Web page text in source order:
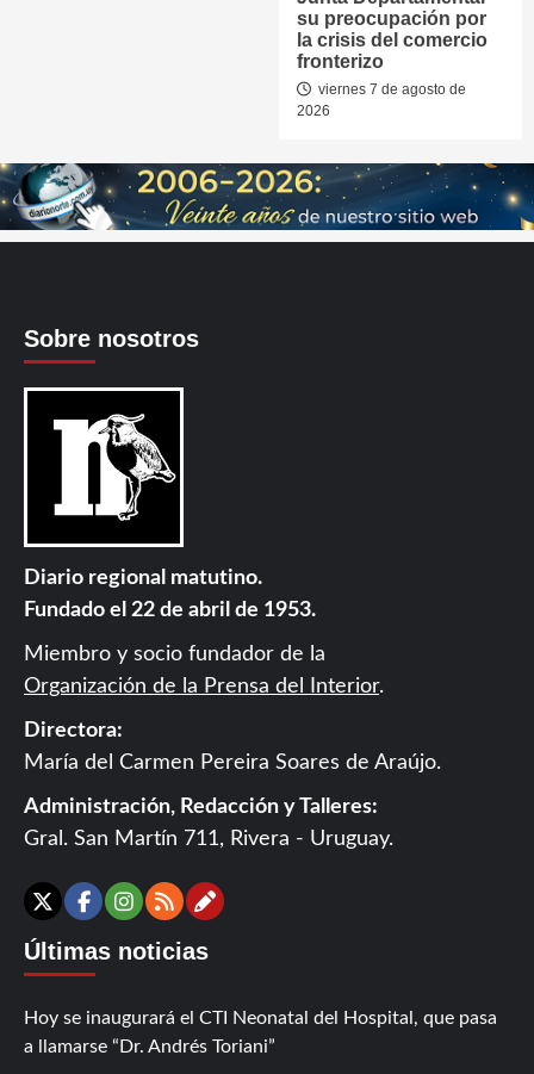
su preocupación por
la crisis del comercio
fronterizo
viernes 7 de agosto de
2026
Sobre nosotros
Diario regional matutino.
Fundado el 22 de abril de 1953.
Miembro y socio fundador de la
Organización de la Prensa del Interior.
Directora:
María del Carmen Pereira Soares de Araújo.
Administración, Redacción y Talleres:
Gral. San Martín 711, Rivera - Uruguay.
X Facebook
Instagram
RSSContáctanos
Últimas noticias
Hoy se inaugurará el CTI Neonatal del Hospital, que pasa
a llamarse “Dr. Andrés Toriani”